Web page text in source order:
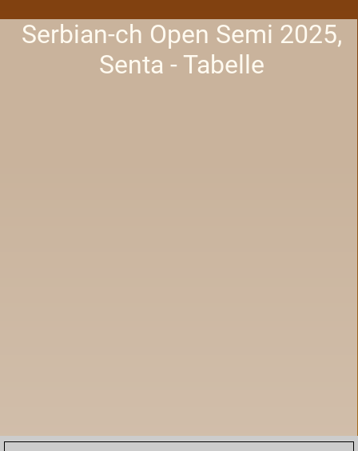
Serbian-ch Open Semi 2025,
Senta - Tabelle